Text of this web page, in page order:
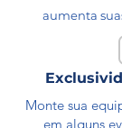
aumenta
Monte sua
em alguns